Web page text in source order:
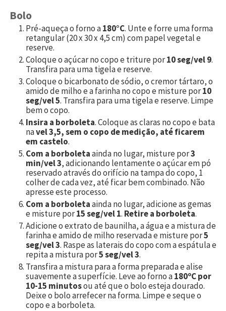
Bolo
Pré-aqueça o forno a180°C. Unte e forre uma forma
retangular (20 x 30 x 4,5 cm) com papel vegetal e
reserve.
Coloque o açúcar no copo e triture por10 seg/vel 9.
Transfira para uma tigela e reserve.
Coloque o bicarbonato de sódio, o cremor tártaro, o
amido de milho e a farinha no copo e misture por10
seg/vel 5. Transfira para uma tigela e reserve. Limpe
bem o copo.
Insira a borboleta. Coloque as claras no copo e bata
navel 3,5, sem o copo de medição, até ficarem
em castelo.
Com a borboletaainda no lugar, misture por3
min/vel 3, adicionando lentamente o açúcar em pó
reservado através do orifício na tampa do copo, 1
colher de cada vez, até ficar bem combinado. Não
apresse este processo.
Com a borboletaainda no lugar, adicione as gemas
e misture por15 seg/vel 1. Retire a borboleta.
Adicione o extrato de baunilha, a água e a mistura de
farinha e amido de milho reservada e misture por5
seg/vel 3. Raspe as laterais do copo com a espátula e
repita a mistura por5 seg/vel 3.
Transfira a mistura para a forma preparada e alise
suavemente a superfície. Leve ao forno a180ºC por
10-15 minutosou até que o bolo esteja dourado.
Deixe o bolo arrefecer na forma. Limpe e seque o
copo e a borboleta.